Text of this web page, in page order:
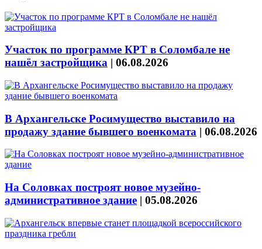
Участок по программе КРТ в Соломбале не
нашёл застройщика | 06.08.2026
В Архангельске Росимущество выставило на
продажу здание бывшего военкомата | 06.08.2026
На Соловках построят новое музейно-
административное здание | 05.08.2026